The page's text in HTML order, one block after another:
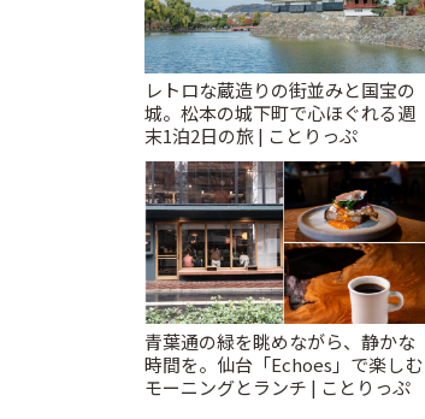
レトロな蔵造りの街並みと国宝の
城。松本の城下町で心ほぐれる週
末1泊2日の旅 | ことりっぷ
青葉通の緑を眺めながら、静かな
時間を。仙台「Echoes」で楽しむ
モーニングとランチ | ことりっぷ